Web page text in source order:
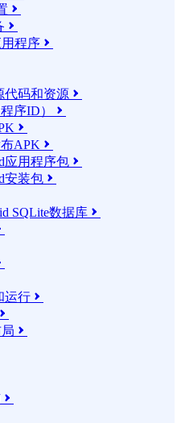


程序 
代码和资源 
序ID） 

APK 
应用程序包 
安装包 
SQLite数据库 
运行 


